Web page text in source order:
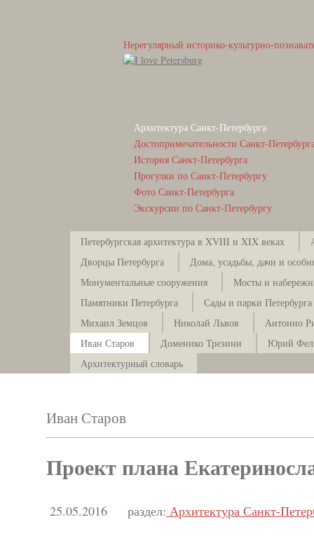
Нерегулярный историко-культурно-
Архитектура Санкт-Петербурга
Достопримечательности Санкт-
История Санкт-Петербурга
Прогулки по Санкт-Петербургу
Фото Санкт-Петербурга
Экскурсии по Санкт-Петербургу
Петербургская архитектура в XVIII и XIX веках
Дворцы Петербурга
Дома, усадьбы, дачи и
Монументальные сооружения
Мосты и
Памятники Петербурга
Сады и парки Петербурга
Михаил Земцов
Николай Львов
Антонио
Иван Старов
Доменико Трезини
Юрий
Архитектурный словарь
Иван Старов
Проект плана
25.05.2016 раздел: Архитектура Санкт-